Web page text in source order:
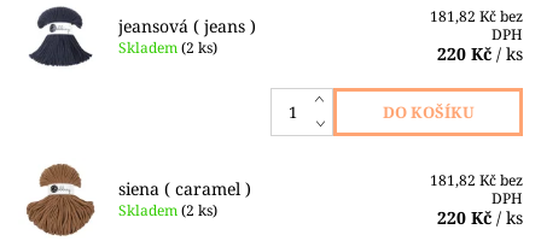
jeansová ( jeans )
Skladem(2 ks)
181,82 Kč bez
DPH
220 Kč / ks
siena ( caramel )
Skladem(2 ks)
181,82 Kč bez
DPH
220 Kč / ks